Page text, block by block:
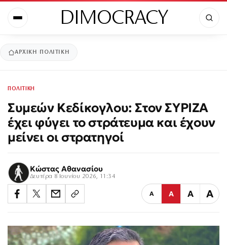
DIMOCRACY
ΑΡΧΙΚΉ ΠΟΛΙΤΙΚΗ
ΠΟΛΙΤΙΚΗ
Συμεών Κεδίκογλου: Στον ΣΥΡΙΖΑ
έχει φύγει το στράτευμα και έχουν
μείνει οι στρατηγοί
Κώστας Αθανασίου
Δευτέρα 8 Ιουνίου 2026, 11:34
Α Α Α Α